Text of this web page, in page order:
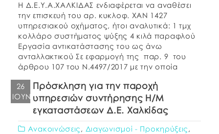
Η Δ.Ε.Υ.Α.ΧΑΛΚΙΔΑΣ ενδιαφέρεται να αναθέσει
την επισκευή του αρ. κυκλοφ. XAN 1427
υπηρεσιακού οχήματος, ήτοι αναλυτικά: 1 τμχ
κολλάρο συστήματος ψύξης 4 κιλά παραφλού
Εργασία αντικατάστασης του ως άνω
ανταλλακτικού Σε εφαρμογή της παρ. 9 του
άρθρου 107 του Ν.4497/2017 με την οποία
4412/2016 δεν απαιτείται […]
26
ΙΟΎΝ
Πρόσκληση για την παροχή
υπηρεσιών συντήρησης Η/Μ
εγκαταστάσεων Δ.Ε. Χαλκίδας
Ανακοινώσεις , Διαγωνισμοί - Προκηρύξεις ,